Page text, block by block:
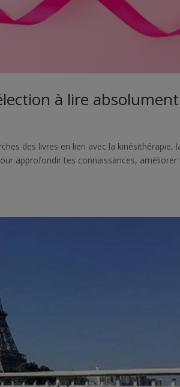
à lire absolument
des livres en lien avec la kinésithérapie,
approfondir tes connaissances, améliorer